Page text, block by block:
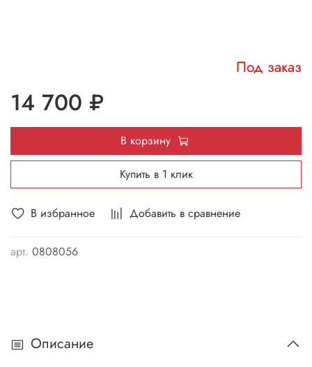
В избранное Добавить в сравнение
арт. 0808056
Под заказ
14 700 ₽
В корзину
Купить в 1 клик
Описание